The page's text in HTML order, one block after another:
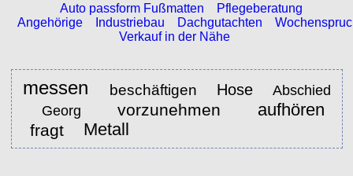
Auto passform Fußmatten
Pflegeberatung
Angehörige
Industriebau Dachgutachten
Verkauf in der Nähe
messen beschäftigen Hose
Abschied
Georg
vorzunehmen aufhören
fragt Metall